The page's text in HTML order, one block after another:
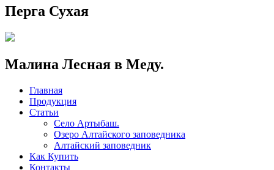
Перга Сухая
Малина Лесная в Меду.
Главная
Продукция
Статьи
Село Артыбаш.
Озеро Алтайского заповедника
Алтайский заповедник
Как Купить
Контакты